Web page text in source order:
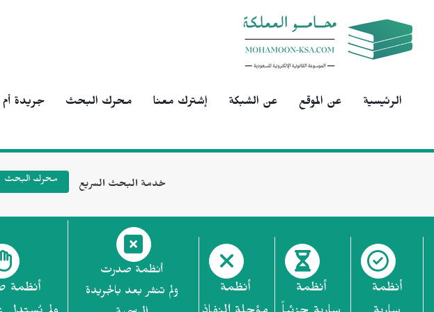
الرئيسية عن الموقع عن الشبكة إشترك معنا محرك البحث جريدة
خدمة البحث السريع محرك البحث
أنظمة
أنظمة
أنظمة
أنظمة صدرت
ولم تنشر بعد بالجريدة
أنظمة